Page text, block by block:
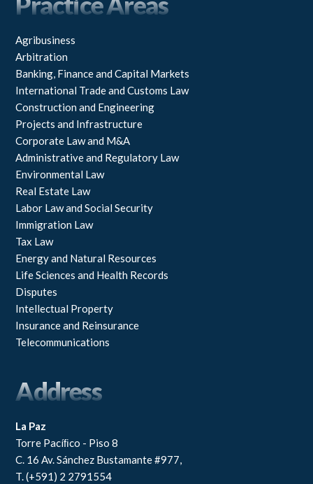
o
d
Agribusiness
Arbitration
Banking, Finance and Capital Markets
International Trade and Customs Law
Construction and Engineering
Projects and Infrastructure
Corporate Law and M&A
Administrative and Regulatory Law
Environmental Law
Real Estate Law
Labor Law and Social Security
Immigration Law
Tax Law
Energy and Natural Resources
Life Sciences and Health Records
Disputes
Intellectual Property
Insurance and Reinsurance
Telecommunications
Address
La Paz
Torre Pacíﬁco - Piso 8
C. 16 Av. Sánchez Bustamante #977,
T. (+591) 2 2791554